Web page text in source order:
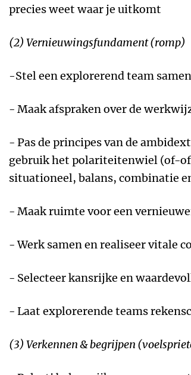
precies weet waar je uitkomt
(2) Vernieuwingsfundament (romp)
-Stel een explorerend team
- Maak afspraken over de
- Pas de principes van de
gebruik het polariteitenwiel (of-
situationeel, balans, combinatie
- Maak ruimte voor een
- Werk samen en realiseer vitale
- Selecteer kansrijke en
- Laat explorerende teams
(3) Verkennen & begrijpen